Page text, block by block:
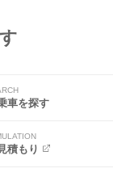
車を探す
積もり